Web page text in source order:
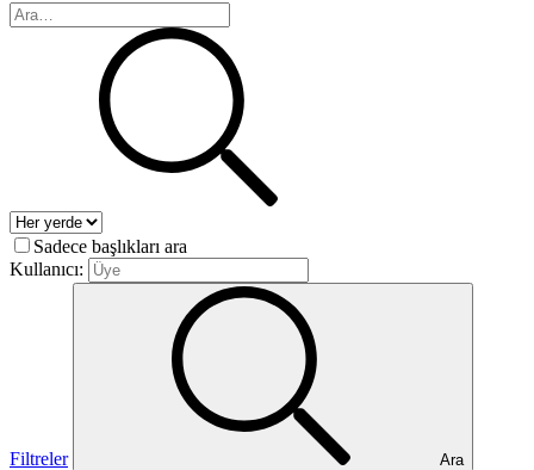
Sadece başlıkları ara
Kullanıcı:
Filtreler Ara